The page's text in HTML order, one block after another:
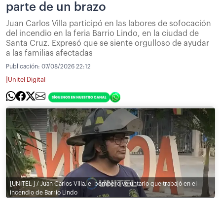
parte de un brazo
Juan Carlos Villa participó en las labores de sofocación
del incendio en la feria Barrio Lindo, en la ciudad de
Santa Cruz. Expresó que se siente orgulloso de ayudar
a las familias afectadas
Publicación: 07/08/2026 22:12
Unitel Digital
[UNITEL ] / Juan Carlos Villa, el bombero voluntario que trabajó en el
incendio de Barrio Lindo